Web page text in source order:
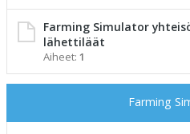
Farming Simulator
lähettiläät
Aiheet: 1
Farming